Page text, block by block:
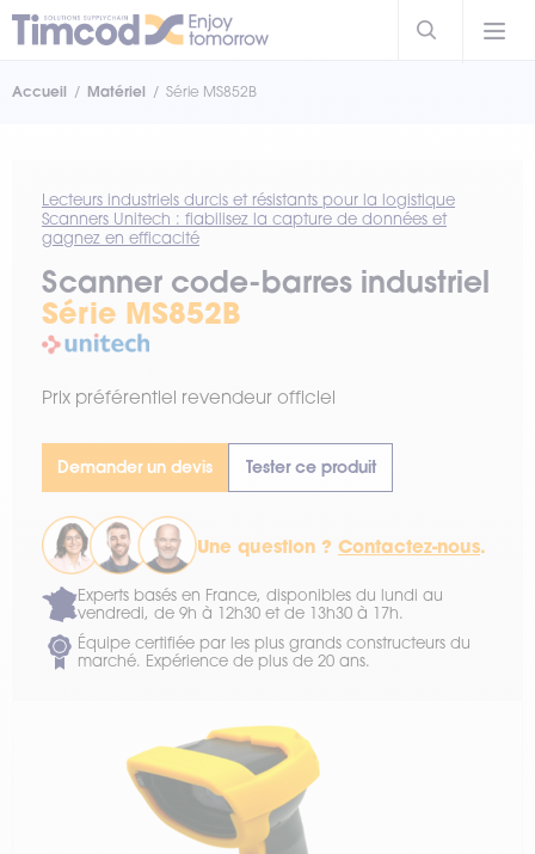
Accueil Matériel Série MS852B
Lecteurs industriels durcis et résistants pour la logistique
Scanners Unitech : fiabilisez la capture de données et
gagnez en efficacité
Scanner code-barres industriel
Série MS852B
Prix préférentiel revendeur officiel
Demander un devis Tester ce produit
Une question ? Contactez-nous.
Experts basés en France, disponibles du lundi au
vendredi, de 9h à 12h30 et de 13h30 à 17h.
Équipe certifiée par les plus grands constructeurs du
marché. Expérience de plus de 20 ans.